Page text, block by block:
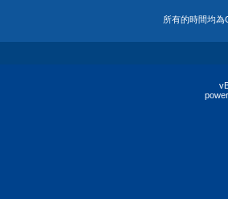
所有的時間均為